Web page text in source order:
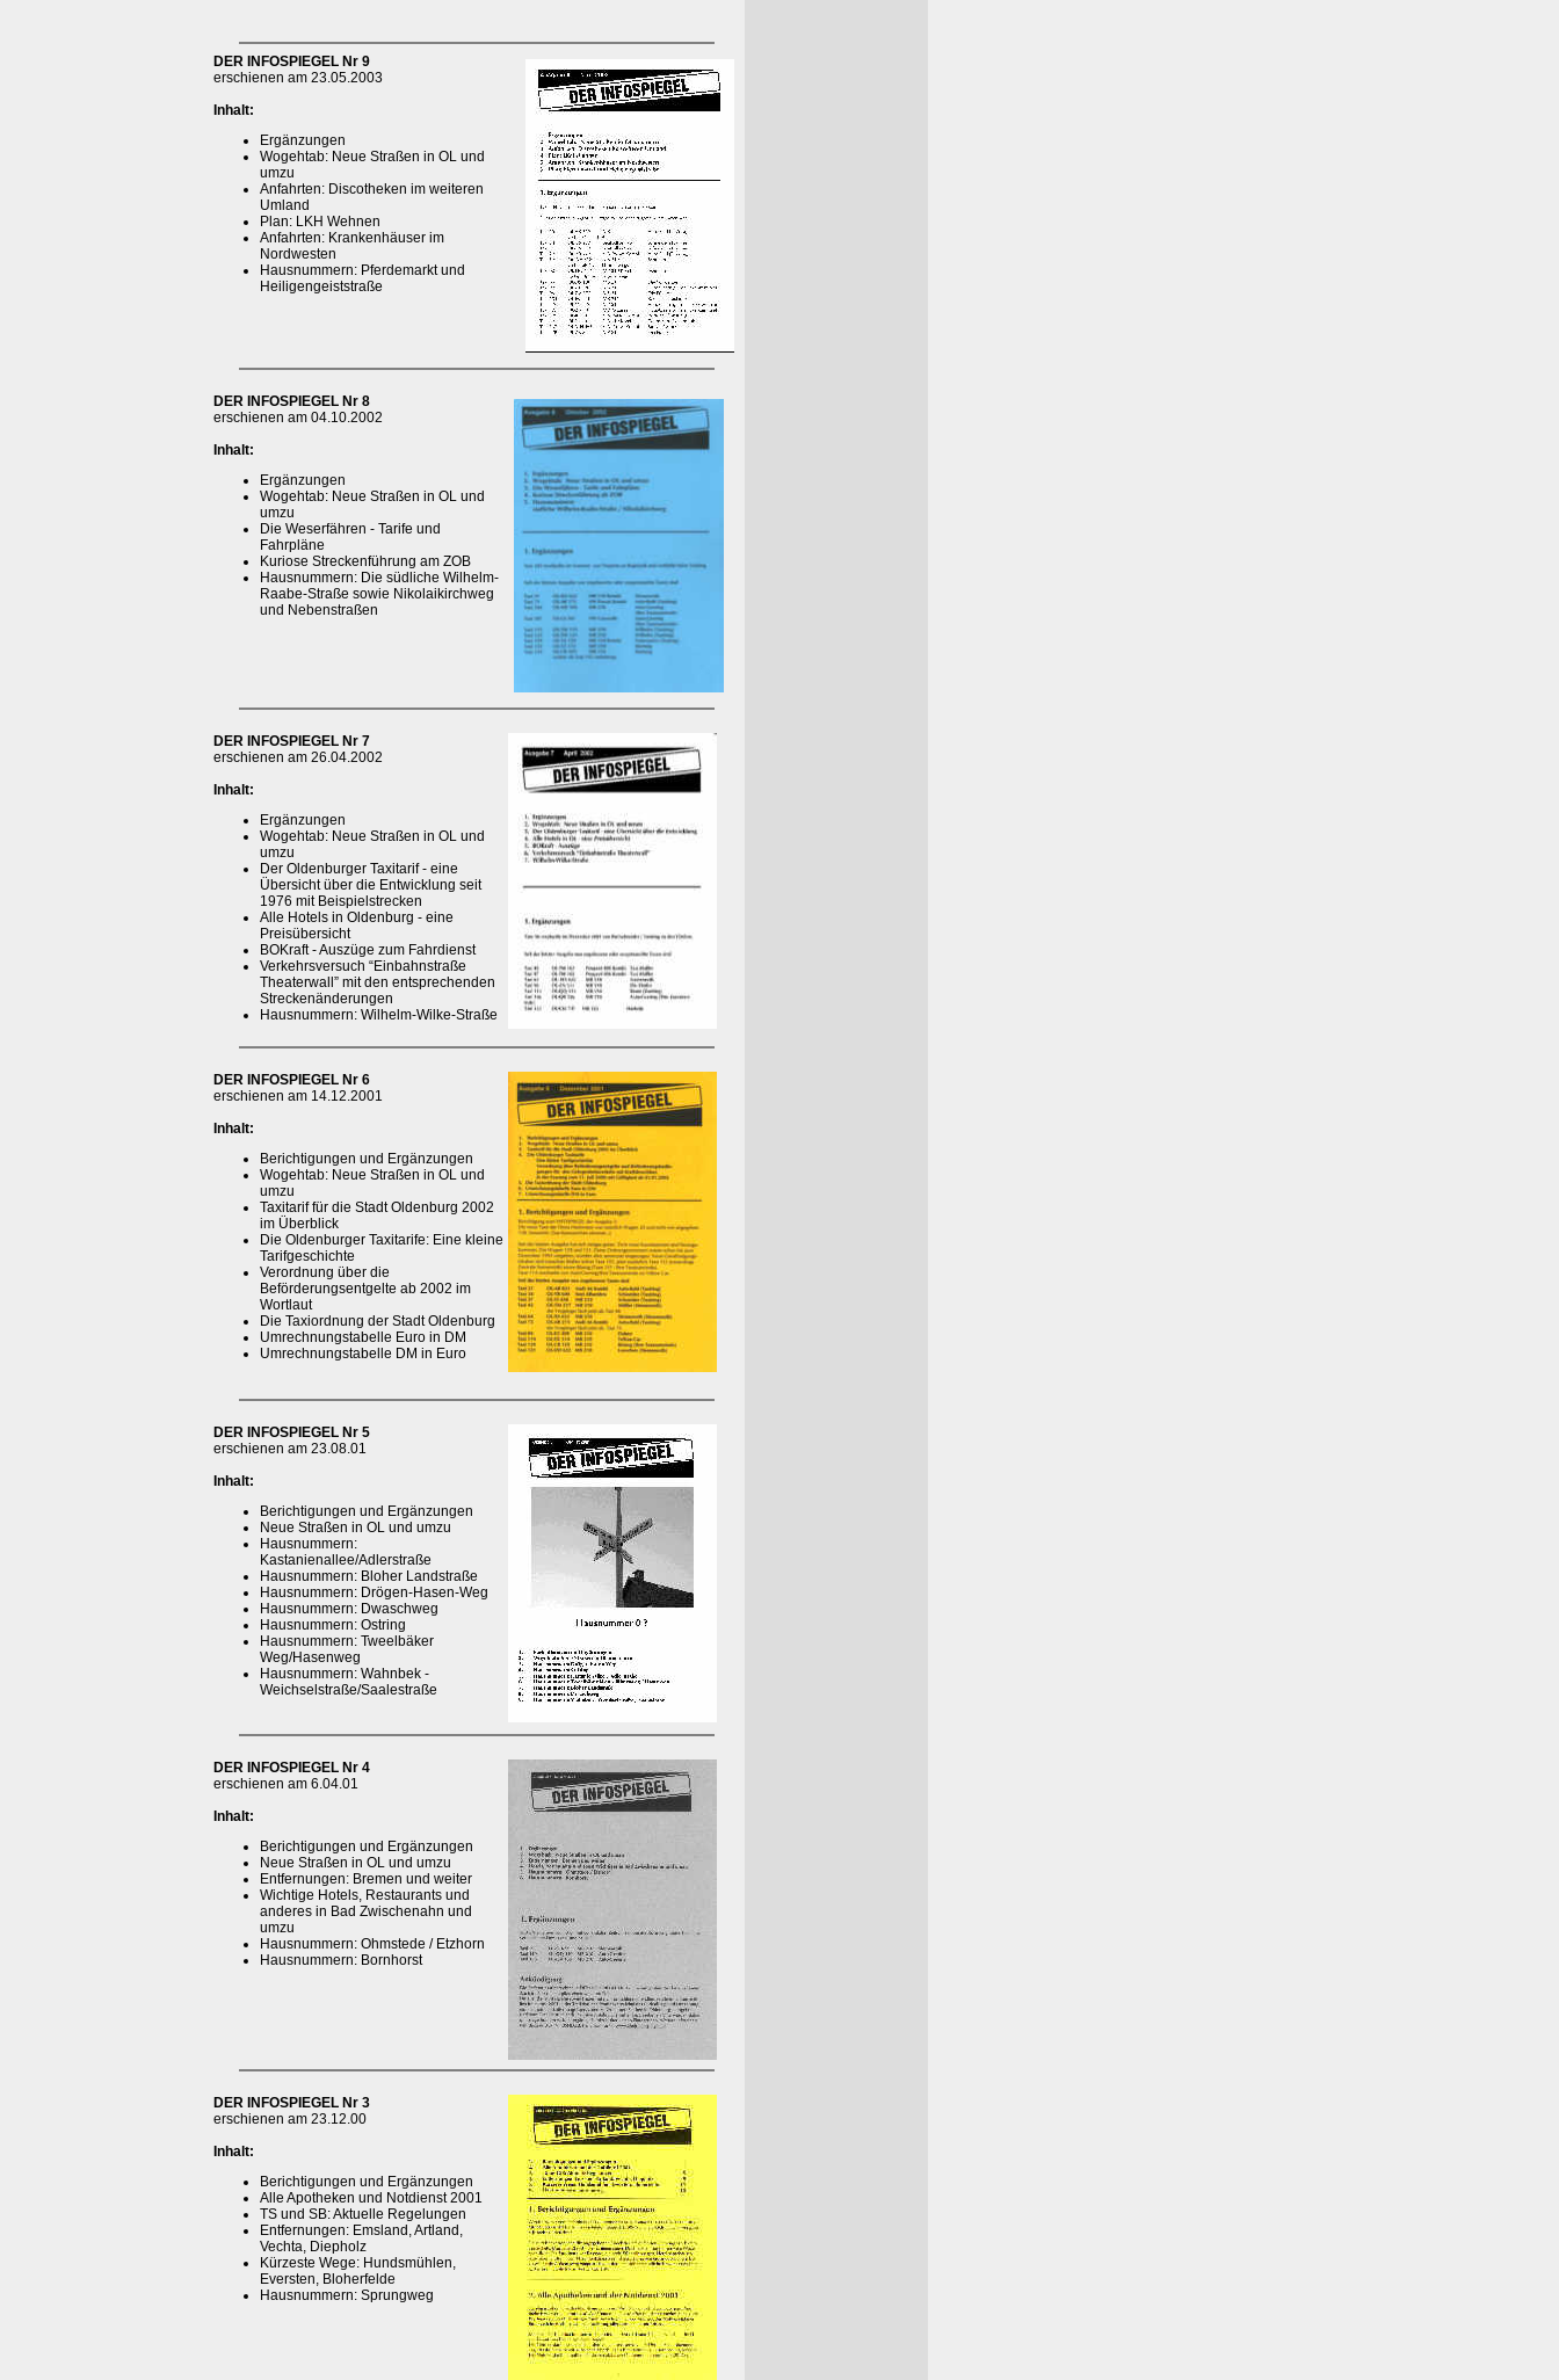
DER INFOSPIEGEL Nr 9
erschienen am 23.05.2003
Inhalt:
Ergänzungen
Wogehtab: Neue Straßen in OL und
umzu
Anfahrten: Discotheken im weiteren
Umland
Plan: LKH Wehnen
Anfahrten: Krankenhäuser im
Nordwesten
Hausnummern: Pferdemarkt und
Heiligengeiststraße
DER INFOSPIEGEL Nr 8
erschienen am 04.10.2002
Inhalt:
Ergänzungen
Wogehtab: Neue Straßen in OL und
umzu
Die Weserfähren - Tarife und
Fahrpläne
Kuriose Streckenführung am ZOB
Hausnummern: Die südliche Wilhelm-
Raabe-Straße sowie Nikolaikirchweg
und Nebenstraßen
DER INFOSPIEGEL Nr 7
erschienen am 26.04.2002
Inhalt:
Ergänzungen
Wogehtab: Neue Straßen in OL und
umzu
Der Oldenburger Taxitarif - eine
Übersicht über die Entwicklung seit
1976 mit Beispielstrecken
Alle Hotels in Oldenburg - eine
Preisübersicht
BOKraft - Auszüge zum Fahrdienst
Verkehrsversuch “Einbahnstraße
Theaterwall” mit den entsprechenden
Streckenänderungen
Hausnummern: Wilhelm-Wilke-Straße
DER INFOSPIEGEL Nr 6
erschienen am 14.12.2001
Inhalt:
Berichtigungen und Ergänzungen
Wogehtab: Neue Straßen in OL und
umzu
Taxitarif für die Stadt Oldenburg 2002
im Überblick
Die Oldenburger Taxitarife: Eine kleine
Tarifgeschichte
Verordnung über die
Beförderungsentgelte ab 2002 im
Wortlaut
Die Taxiordnung der Stadt Oldenburg
Umrechnungstabelle Euro in DM
Umrechnungstabelle DM in Euro
DER INFOSPIEGEL Nr 5
erschienen am 23.08.01
Inhalt:
Berichtigungen und Ergänzungen
Neue Straßen in OL und umzu
Hausnummern:
Kastanienallee/Adlerstraße
Hausnummern: Bloher Landstraße
Hausnummern: Drögen-Hasen-Weg
Hausnummern: Dwaschweg
Hausnummern: Ostring
Hausnummern: Tweelbäker
Weg/Hasenweg
Hausnummern: Wahnbek -
Weichselstraße/Saalestraße
DER INFOSPIEGEL Nr 4
erschienen am 6.04.01
Inhalt:
Berichtigungen und Ergänzungen
Neue Straßen in OL und umzu
Entfernungen: Bremen und weiter
Wichtige Hotels, Restaurants und
anderes in Bad Zwischenahn und
umzu
Hausnummern: Ohmstede / Etzhorn
Hausnummern: Bornhorst
DER INFOSPIEGEL Nr 3
erschienen am 23.12.00
Inhalt:
Berichtigungen und Ergänzungen
Alle Apotheken und Notdienst 2001
TS und SB: Aktuelle Regelungen
Entfernungen: Emsland, Artland,
Vechta, Diepholz
Kürzeste Wege: Hundsmühlen,
Eversten, Bloherfelde
Hausnummern: Sprungweg